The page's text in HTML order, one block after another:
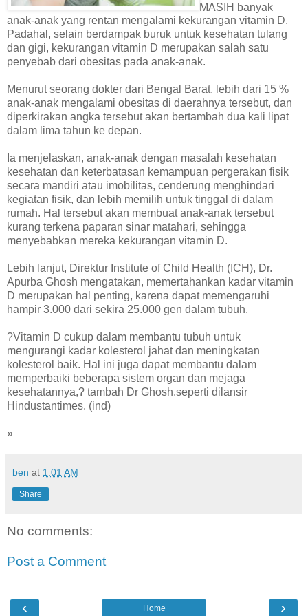
MASIH banyak
anak-anak yang rentan mengalami kekurangan vitamin D.
Padahal, selain berdampak buruk untuk kesehatan tulang
dan gigi, kekurangan vitamin D merupakan salah satu
penyebab dari obesitas pada anak-anak.
Menurut seorang dokter dari Bengal Barat, lebih dari 15 %
anak-anak mengalami obesitas di daerahnya tersebut, dan
diperkirakan angka tersebut akan bertambah dua kali lipat
dalam lima tahun ke depan.
Ia menjelaskan, anak-anak dengan masalah kesehatan
kesehatan dan keterbatasan kemampuan pergerakan fisik
secara mandiri atau imobilitas, cenderung menghindari
kegiatan fisik, dan lebih memilih untuk tinggal di dalam
rumah. Hal tersebut akan membuat anak-anak tersebut
kurang terkena paparan sinar matahari, sehingga
menyebabkan mereka kekurangan vitamin D.
Lebih lanjut, Direktur Institute of Child Health (ICH), Dr.
Apurba Ghosh mengatakan, memertahankan kadar vitamin
D merupakan hal penting, karena dapat memengaruhi
hampir 3.000 dari sekira 25.000 gen dalam tubuh.
?Vitamin D cukup dalam membantu tubuh untuk
mengurangi kadar kolesterol jahat dan meningkatan
kolesterol baik. Hal ini juga dapat membantu dalam
memperbaiki beberapa sistem organ dan mejaga
kesehatannya,? tambah Dr Ghosh.seperti dilansir
Hindustantimes. (ind)
»
ben at 1:01 AM
Share
No comments:
Post a Comment
‹ ›
Home